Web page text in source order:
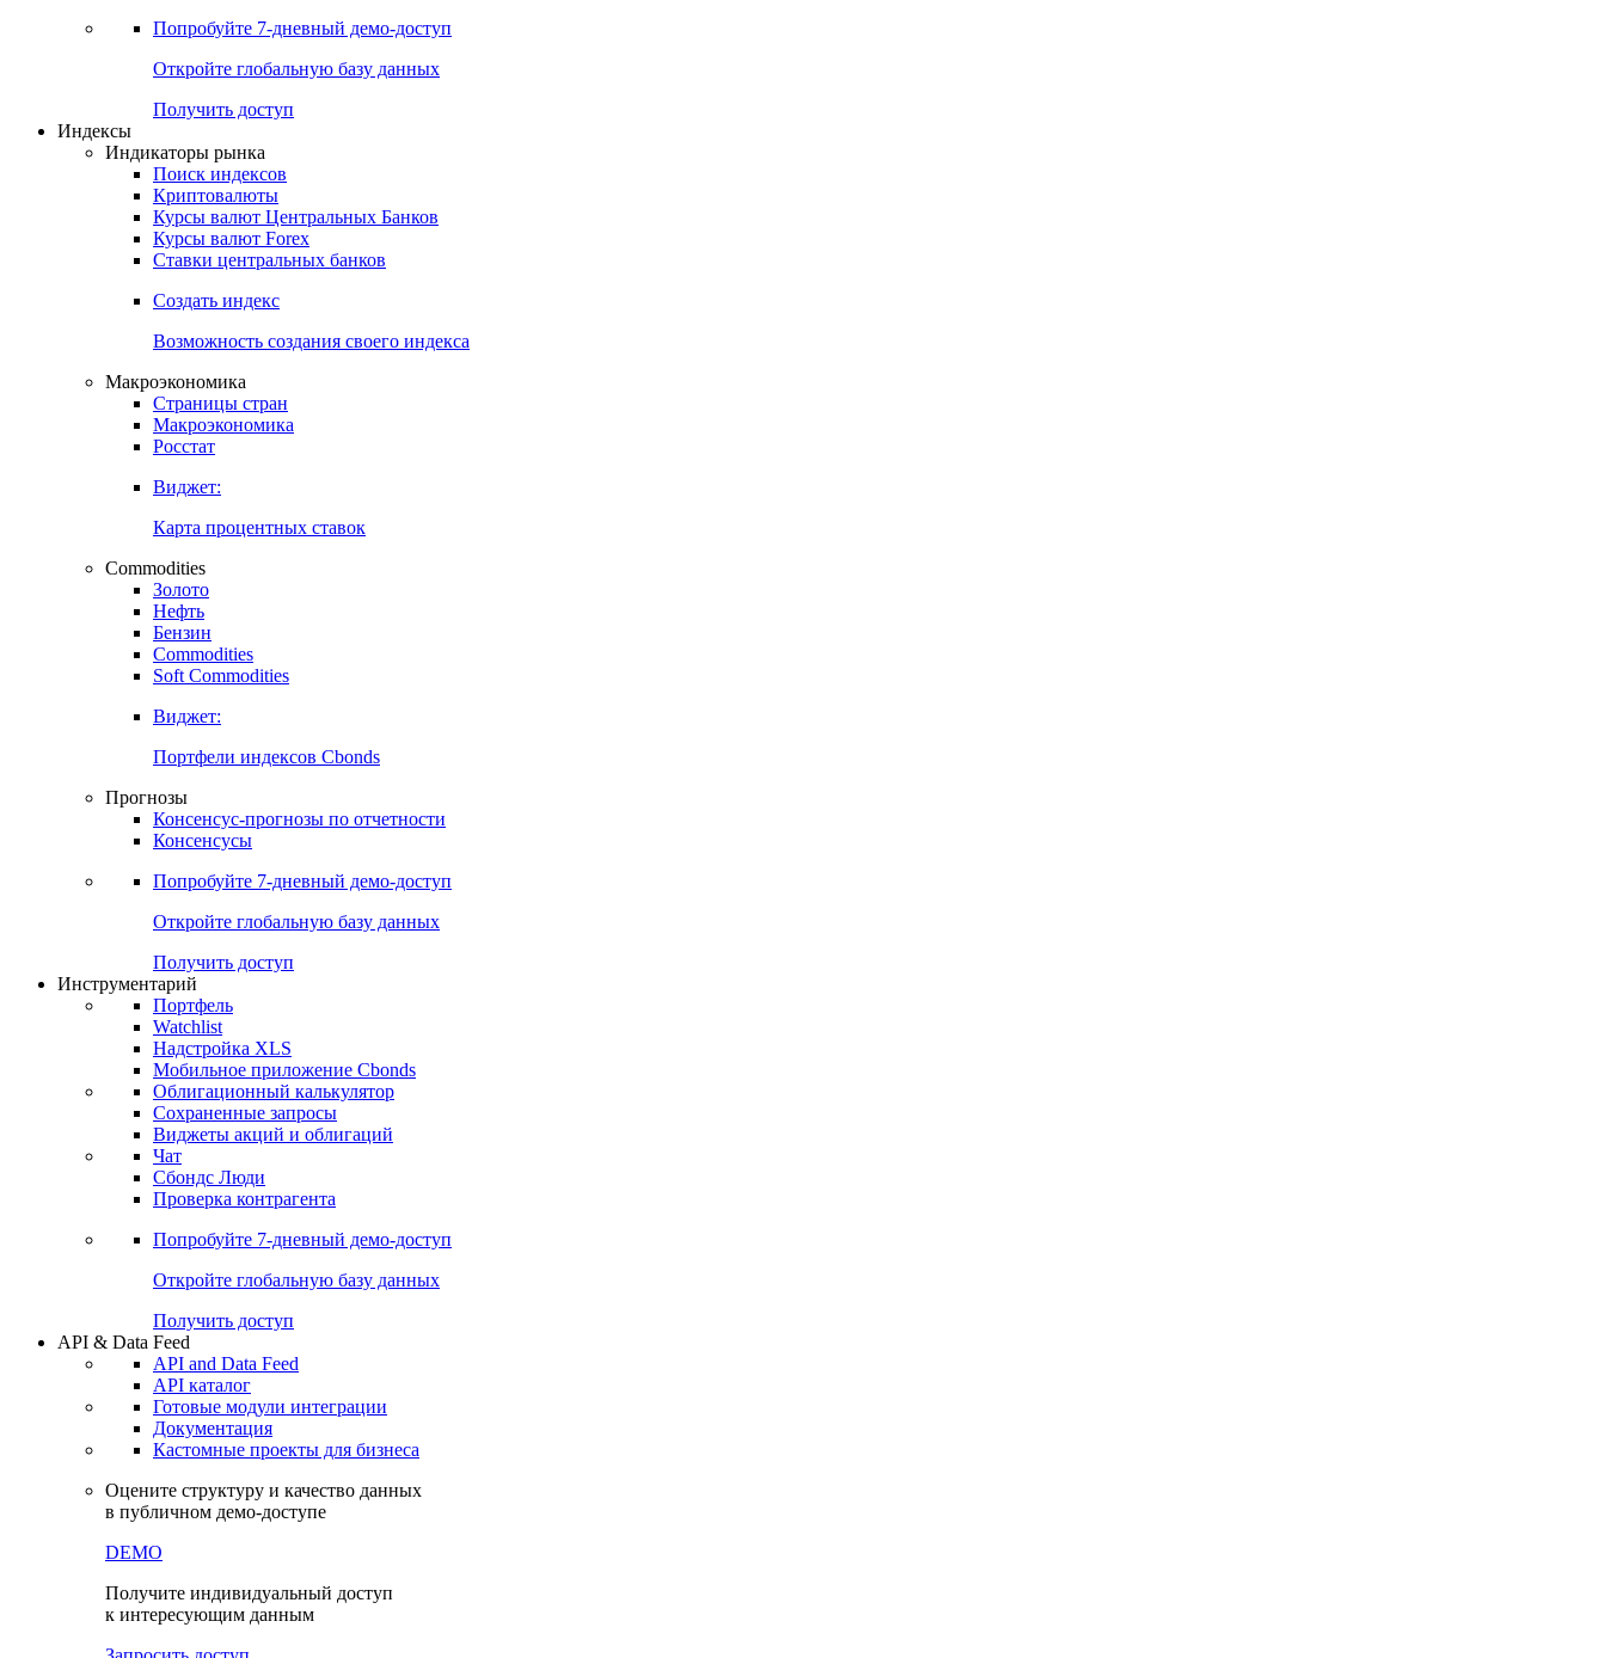
Попробуйте 7-дневный демо-доступ
Откройте глобальную базу данных
Получить доступ
Индексы
Индикаторы рынка
Поиск индексов
Криптовалюты
Курсы валют Центральных Банков
Курсы валют Forex
Ставки центральных банков
Создать индекс
Возможность создания своего индекса
Макроэкономика
Страницы стран
Макроэкономика
Росстат
Виджет:
Карта процентных ставок
Commodities
Золото
Нефть
Бензин
Commodities
Soft Commodities
Виджет:
Портфели индексов Cbonds
Прогнозы
Консенсус-прогнозы по отчетности
Консенсусы
Попробуйте 7-дневный демо-доступ
Откройте глобальную базу данных
Получить доступ
Инструментарий
Портфель
Watchlist
Надстройка XLS
Мобильное приложение Cbonds
Облигационный калькулятор
Сохраненные запросы
Виджеты акций и облигаций
Чат
Сбондс Люди
Проверка контрагента
Попробуйте 7-дневный демо-доступ
Откройте глобальную базу данных
Получить доступ
API & Data Feed
API and Data Feed
API каталог
Готовые модули интеграции
Документация
Кастомные проекты для бизнеса
Оцените структуру и качество данных
в публичном демо-доступе
DEMO
Получите индивидуальный доступ
к интересующим данным